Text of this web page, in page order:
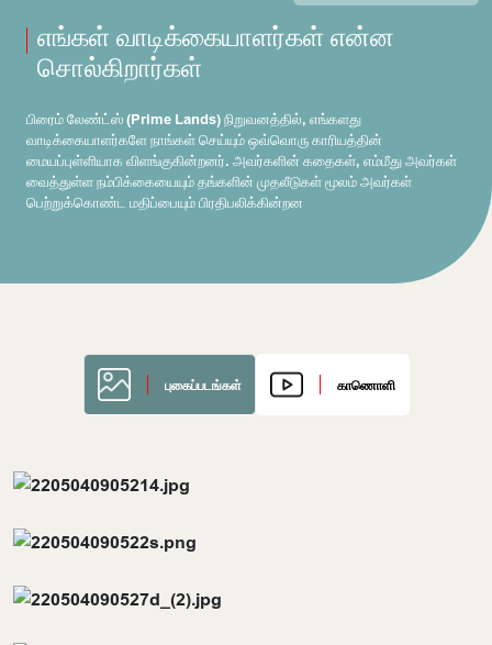
எங்கள் வாடிக்கையாளர்கள் என்ன
சொல்கிறார்கள்
பிரைம் லேண்ட்ஸ் (Prime Lands) நிறுவனத்தில், எங்களது
வாடிக்கையாளர்களே நாங்கள் செய்யும் ஒவ்வொரு காரியத்தின்
மையப்புள்ளியாக விளங்குகின்றனர். அவர்களின் கதைகள், எம்மீது அவர்கள்
வைத்துள்ள நம்பிக்கையையும் தங்களின் முதலீடுகள் மூலம் அவர்கள்
பெற்றுக்கொண்ட மதிப்பையும் பிரதிபலிக்கின்றன
புகைப்படங்கள் காணொளி